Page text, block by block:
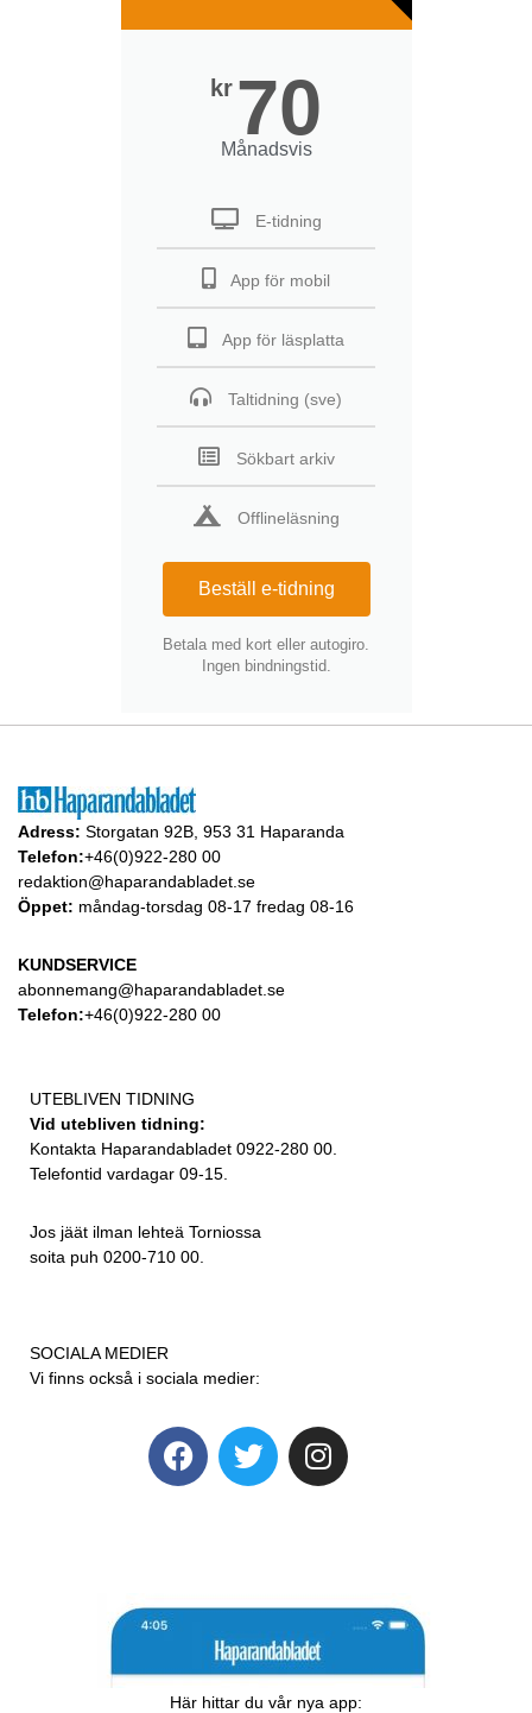
kr 70
Månadsvis
E-tidning
App för mobil
App för läsplatta
Taltidning (sve)
Sökbart arkiv
Offlineläsning
Beställ e-tidning
Betala med kort eller autogiro.
Ingen bindningstid.
Adress: Storgatan 92B, 953 31 Haparanda
Telefon:+46(0)922-280 00
redaktion@haparandabladet.se
Öppet: måndag-torsdag 08-17 fredag 08-16
KUNDSERVICE
abonnemang@haparandabladet.se
Telefon:+46(0)922-280 00
UTEBLIVEN TIDNING
Vid utebliven tidning:
Kontakta Haparandabladet 0922-280 00.
Telefontid vardagar 09-15.
Jos jäät ilman lehteä Torniossa
soita puh 0200-710 00.
SOCIALA MEDIER
Vi finns också i sociala medier:
Här hittar du vår nya app: